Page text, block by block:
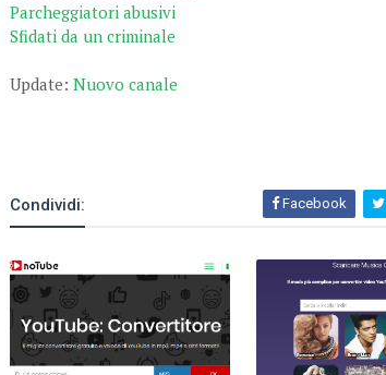
Parcheggiatori abusivi
Sfidati da un criminale
Update: Nuovo canale
Condividi: Facebook